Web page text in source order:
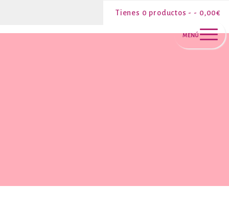
0 productos - 0,00€
MENÚ